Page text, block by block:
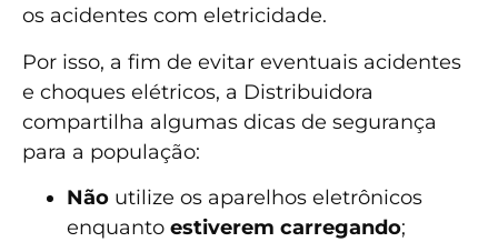
os acidentes com eletricidade.
Por isso, a fim de evitar eventuais acidentes
e choques elétricos, a Distribuidora
compartilha algumas dicas de segurança
para a população:
Não utilize os aparelhos eletrônicos
enquanto estiverem carregando;